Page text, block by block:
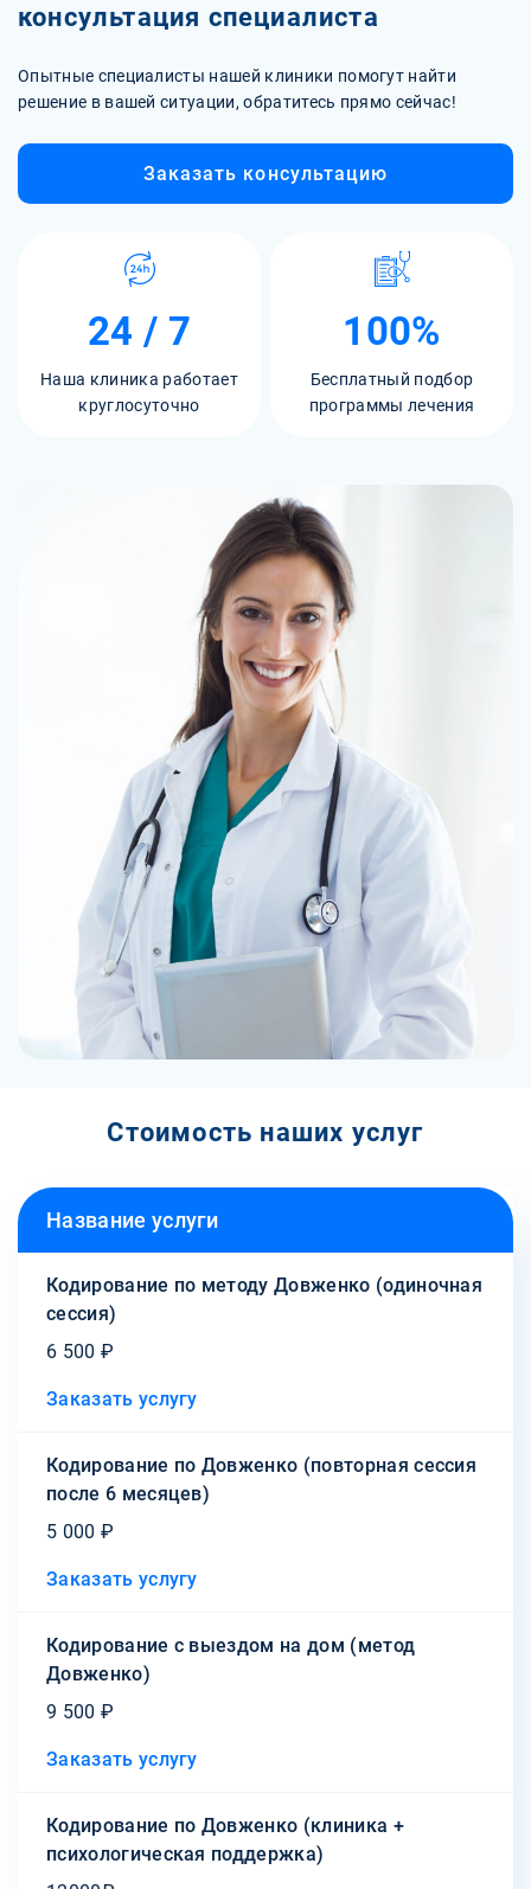
консультация специалиста
Опытные специалисты нашей клиники помогут найти
решение в вашей ситуации, обратитесь прямо сейчас!
Заказать консультацию
24 / 7
Наша клиника работает
круглосуточно
100%
Бесплатный подбор
программы лечения
Стоимость наших услуг
Название услуги
Кодирование по методу Довженко (одиночная
сессия)
6 500 ₽
Заказать услугу
Кодирование по Довженко (повторная сессия
после 6 месяцев)
5 000 ₽
Заказать услугу
Кодирование с выездом на дом (метод
Довженко)
9 500 ₽
Заказать услугу
Кодирование по Довженко (клиника +
психологическая поддержка)